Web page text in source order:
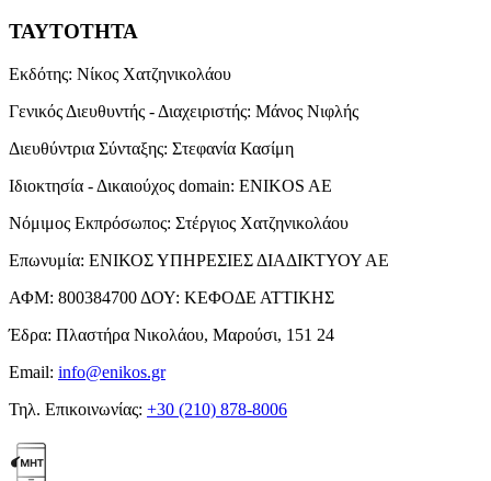
ΤΑΥΤΟΤΗΤΑ
Εκδότης: Νίκος Χατζηνικολάου
Γενικός Διευθυντής - Διαχειριστής: Μάνος Νιφλής
Διευθύντρια Σύνταξης: Στεφανία Κασίμη
Ιδιοκτησία - Δικαιούχος domain: ENIKOS AE
Νόμιμος Εκπρόσωπος: Στέργιος Χατζηνικολάου
Επωνυμία: ΕΝΙΚΟΣ ΥΠΗΡΕΣΙΕΣ ΔΙΑΔΙΚΤΥΟΥ ΑΕ
ΑΦΜ: 800384700 ΔΟΥ: ΚΕΦΟΔΕ ΑΤΤΙΚΗΣ
Έδρα: Πλαστήρα Νικολάου, Μαρούσι, 151 24
Email: info@enikos.gr
Τηλ. Επικοινωνίας: +30 (210) 878-8006